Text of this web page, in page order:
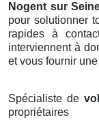
Nogent sur
pour solutionner
rapides à
interviennent à
et vous fournir
Spécialiste de
propriétaires